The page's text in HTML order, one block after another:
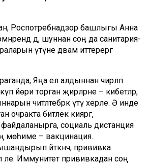
Роспотребнадзор башлыгы Анна
дә, шуннан соң да санитария-
үтәүне дәвам иттерергә
Яңа ел алдыннан чирләп
йөри торган җирләрне – кибетләр,
читләтебрәк үтү хәерле. Ә инде
очракта битлек кияргә,
социаль дистанция
мөһиме – вакцинация.
әйткәнчә, прививка
әле. Иммунитет прививкадан соң